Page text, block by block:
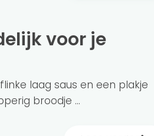
laag saus en een plakje
broodje ...